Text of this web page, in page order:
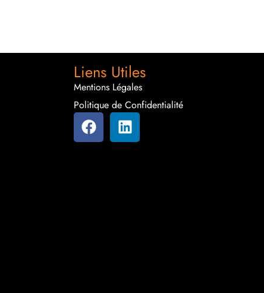
Liens Utiles
Mentions Légales
Politique de Confidentialité